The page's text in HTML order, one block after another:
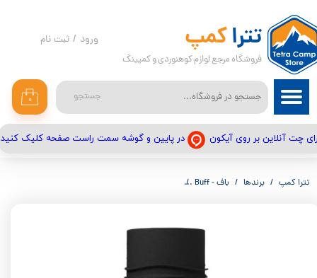
جستجو ۰
ورود / ثبت نام
حساب کاربری من
تغییر گذر واژه
سفارشات
خروج از حساب کاربری
چت آنلاین بر روی آیکون در پایین و گوشه سمت راست صفحه کلیک کنید
تتراکمپ
فروشگاه مرجع لوازم کوهنوردی و کمپینگ
تترا کمپ برندها باف - Buff